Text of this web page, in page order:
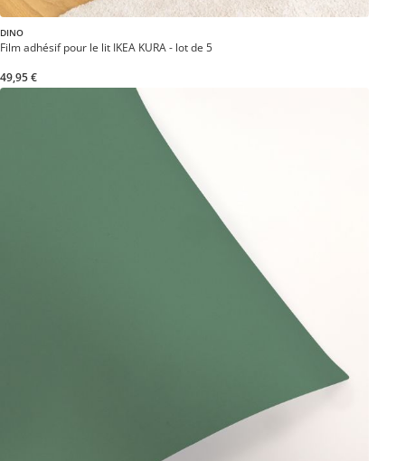
DINO
Film adhésif pour le lit IKEA KURA - lot de 5
49,95 €